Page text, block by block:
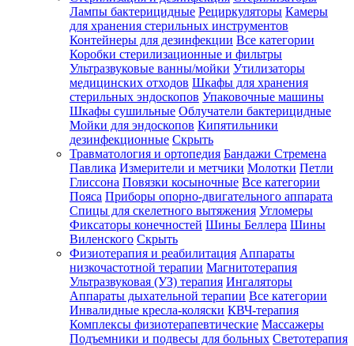
Лампы бактерицидные Рециркуляторы Камеры
для хранения стерильных инструментов
Контейнеры для дезинфекции Все категории
Коробки стерилизационные и фильтры
Ультразвуковые ванны/мойки Утилизаторы
медицинских отходов Шкафы для хранения
стерильных эндоскопов Упаковочные машины
Шкафы сушильные Облучатели бактерицидные
Мойки для эндоскопов Кипятильники
дезинфекционные Скрыть
Травматология и ортопедия Бандажи Стремена
Павлика Измерители и метчики Молотки Петли
Глиссона Повязки косыночные Все категории
Пояса Приборы опорно-двигательного аппарата
Спицы для скелетного вытяжения Угломеры
Фиксаторы конечностей Шины Беллера Шины
Виленского Скрыть
Физиотерапия и реабилитация Аппараты
низкочастотной терапии Магнитотерапия
Ультразвуковая (УЗ) терапия Ингаляторы
Аппараты дыхательной терапии Все категории
Инвалидные кресла-коляски КВЧ-терапия
Комплексы физиотерапевтические Массажеры
Подъемники и подвесы для больных Светотерапия